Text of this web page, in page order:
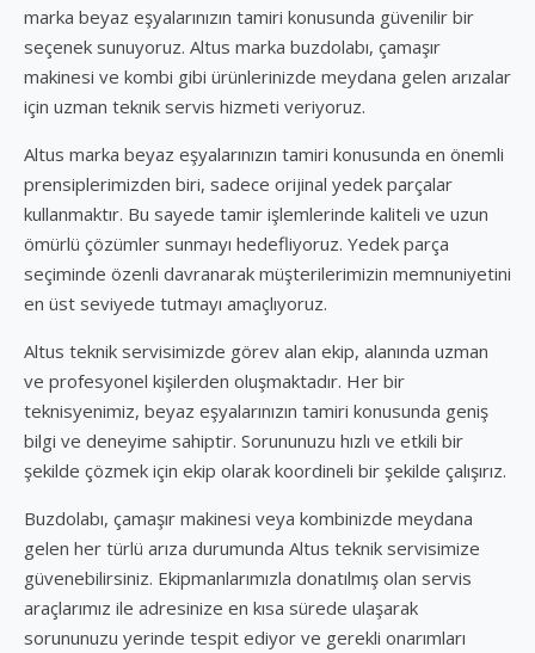
marka beyaz eşyalarınızın tamiri konusunda güvenilir bir
seçenek sunuyoruz. Altus marka buzdolabı, çamaşır
makinesi ve kombi gibi ürünlerinizde meydana gelen arızalar
için uzman teknik servis hizmeti veriyoruz.
Altus marka beyaz eşyalarınızın tamiri konusunda en önemli
prensiplerimizden biri, sadece orijinal yedek parçalar
kullanmaktır. Bu sayede tamir işlemlerinde kaliteli ve uzun
ömürlü çözümler sunmayı hedefliyoruz. Yedek parça
seçiminde özenli davranarak müşterilerimizin memnuniyetini
en üst seviyede tutmayı amaçlıyoruz.
Altus teknik servisimizde görev alan ekip, alanında uzman
ve profesyonel kişilerden oluşmaktadır. Her bir
teknisyenimiz, beyaz eşyalarınızın tamiri konusunda geniş
bilgi ve deneyime sahiptir. Sorununuzu hızlı ve etkili bir
şekilde çözmek için ekip olarak koordineli bir şekilde çalışırız.
Buzdolabı, çamaşır makinesi veya kombinizde meydana
gelen her türlü arıza durumunda Altus teknik servisimize
güvenebilirsiniz. Ekipmanlarımızla donatılmış olan servis
araçlarımız ile adresinize en kısa sürede ulaşarak
sorununuzu yerinde tespit ediyor ve gerekli onarımları